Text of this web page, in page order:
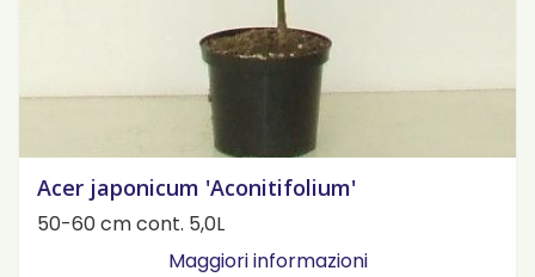
Acer japonicum 'Aconitifolium'
50-60 cm cont. 5,0L
Maggiori informazioni